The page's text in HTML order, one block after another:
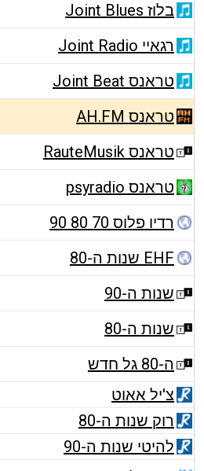
בלוז Joint Blues
רגאיי Joint Radio
טראנס Joint Beat
טראנס AH.FM
טראנס RauteMusik
טראנס psyradio
רדיו פלוס 70 80 90
EHF שנות ה-80
שנות ה-90
שנות ה-80
ה-80 גל חדש
צ'יל אאוט
רוק שנות ה-80
להיטי שנות ה-90